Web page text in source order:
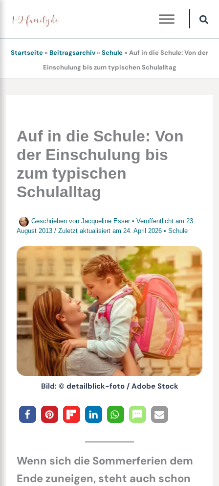
Inhalt
springen
Startseite » Beitragsarchiv » Schule » Auf in die Schule: Von der
Einschulung bis zum typischen Schulalltag
Auf in die Schule: Von
der Einschulung bis
zum typischen
Schulalltag
Geschrieben von Jacqueline Esser • Veröffentlicht am 23.
August 2013 / Zuletzt aktualisiert am 24. April 2026• Schule
Bild: © detailblick-foto / Adobe Stock
Wenn sich die Sommerferien dem
Ende zuneigen, steht auch schon